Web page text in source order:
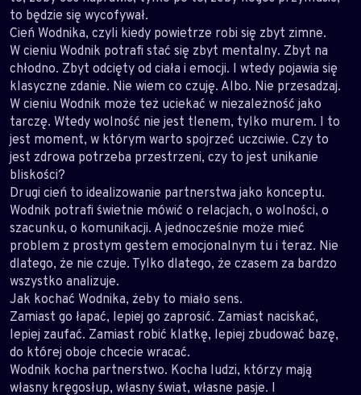
to będzie się wycofywał.
Cień Wodnika, czyli kiedy powietrze robi się zbyt zimne.
W cieniu Wodnik potrafi stać się zbyt mentalny. Zbyt na
chłodno. Zbyt odcięty od ciała i emocji. I wtedy pojawia się
klasyczne zdanie. Nie wiem co czuję. Albo. Nie przesadzaj.
W cieniu Wodnik może też uciekać w niezależność jako
tarczę. Wtedy wolność nie jest tlenem, tylko murem. I to
jest moment, w którym warto spojrzeć uczciwie. Czy to
jest zdrowa potrzeba przestrzeni, czy to jest unikanie
bliskości?
Drugi cień to idealizowanie partnerstwa jako konceptu.
Wodnik potrafi świetnie mówić o relacjach, o wolności, o
szacunku, o komunikacji. A jednocześnie może mieć
problem z prostym gestem emocjonalnym tu i teraz. Nie
dlatego, że nie czuje. Tylko dlatego, że czasem za bardzo
wszystko analizuje.
Jak kochać Wodnika, żeby to miało sens.
Zamiast go łapać, lepiej go zaprosić. Zamiast naciskać,
lepiej zaufać. Zamiast robić klatkę, lepiej zbudować bazę,
do której oboje chcecie wracać.
Wodnik kocha partnerstwo. Kocha ludzi, którzy mają
własny kręgosłup, własny świat, własne pasje. I